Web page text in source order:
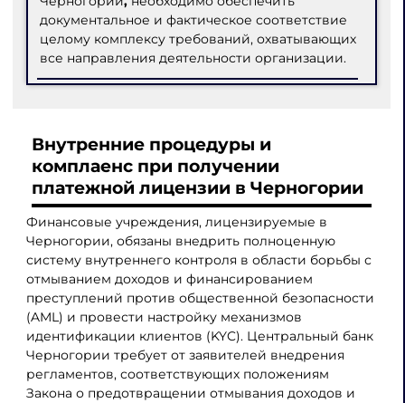
документальное и фактическое соответствие
целому комплексу требований, охватывающих
все направления деятельности организации.
Внутренние процедуры и
комплаенс при получении
платежной лицензии в Черногории
Финансовые учреждения, лицензируемые в
Черногории, обязаны внедрить полноценную
систему внутреннего контроля в области борьбы с
отмыванием доходов и финансированием
преступлений против общественной безопасности
(AML) и провести настройку механизмов
идентификации клиентов (KYC). Центральный банк
Черногории требует от заявителей внедрения
регламентов, соответствующих положениям
Закона о предотвращении отмывания доходов и